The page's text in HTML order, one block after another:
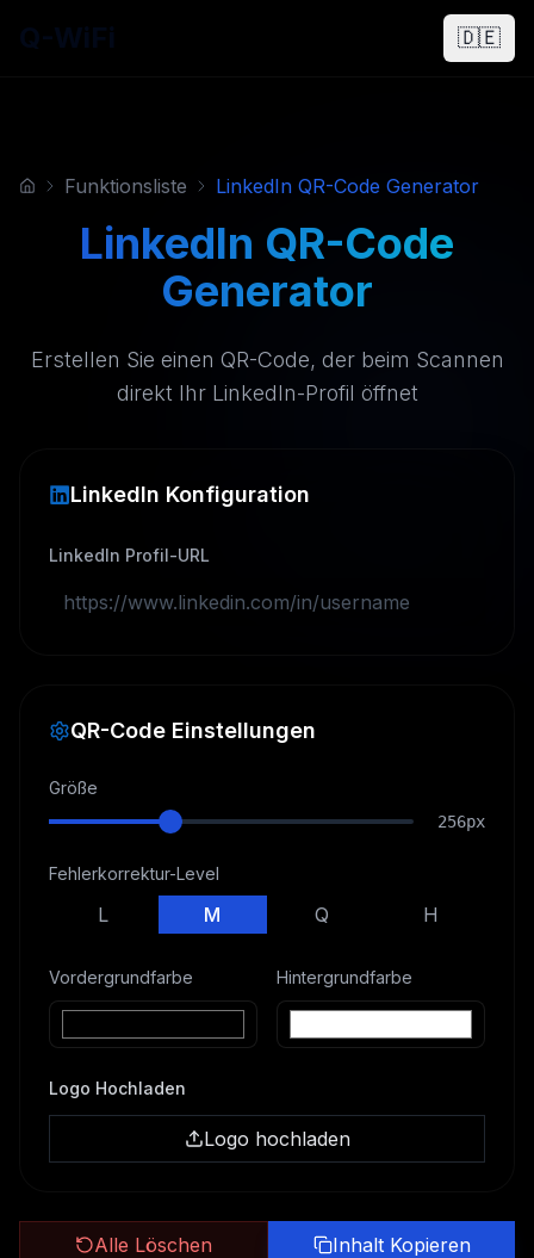
🇩🇪
Funktionsliste LinkedIn QR-Code Generator
LinkedIn QR-Code
Generator
Erstellen Sie einen QR-Code, der beim Scannen
direkt Ihr LinkedIn-Profil öffnet
LinkedIn Konfiguration
LinkedIn Profil-URL
QR-Code Einstellungen
Größe
256px
Fehlerkorrektur-Level
L M Q H
Vordergrundfarbe Hintergrundfarbe
Logo Hochladen
Logo hochladen
Alle Löschen Inhalt Kopieren